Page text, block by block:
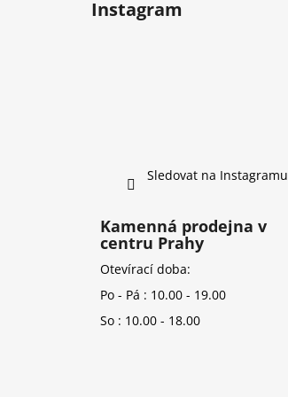
Instagram
Sledovat na Instagramu
Kamenná prodejna v
centru Prahy
Otevírací doba:
Po - Pá : 10.00 - 19.00
So : 10.00 - 18.00